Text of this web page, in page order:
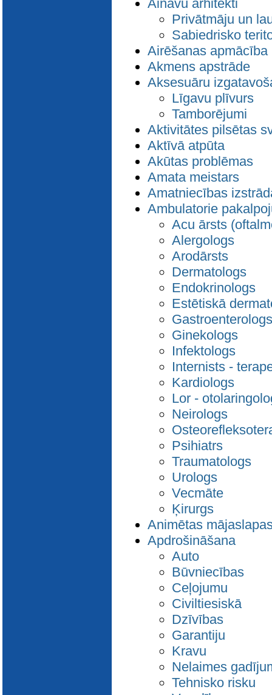
Ainavu arhitekti
Privātmāju un
Sabiedrisko
Airēšanas apmācība
Akmens apstrāde
Aksesuāru
Līgavu plīvurs
Tamborējumi
Aktivitātes pilsētas
Aktīvā atpūta
Akūtas problēmas
Amata meistars
Amatniecības
Ambulatorie
Acu ārsts
Alergologs
Arodārsts
Dermatologs
Endokrinologs
Estētiskā
Gastroenterologs
Ginekologs
Infektologs
Internists -
Kardiologs
Lor -
Neirologs
Psihiatrs
Traumatologs
Urologs
Vecmāte
Ķirurgs
Animētas
Apdrošināšana
Auto
Būvniecības
Ceļojumu
Civiltiesiskā
Dzīvības
Garantiju
Kravu
Nelaimes
Tehnisko risku